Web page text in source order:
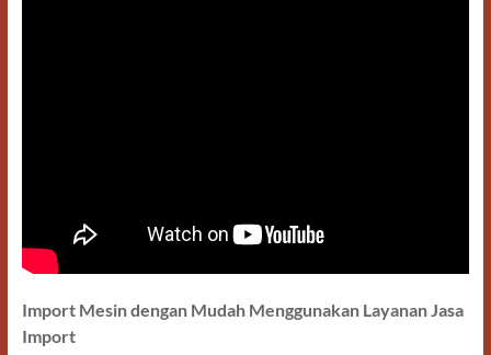
Import Mesin dengan Mudah Menggunakan Layanan Jasa
Import